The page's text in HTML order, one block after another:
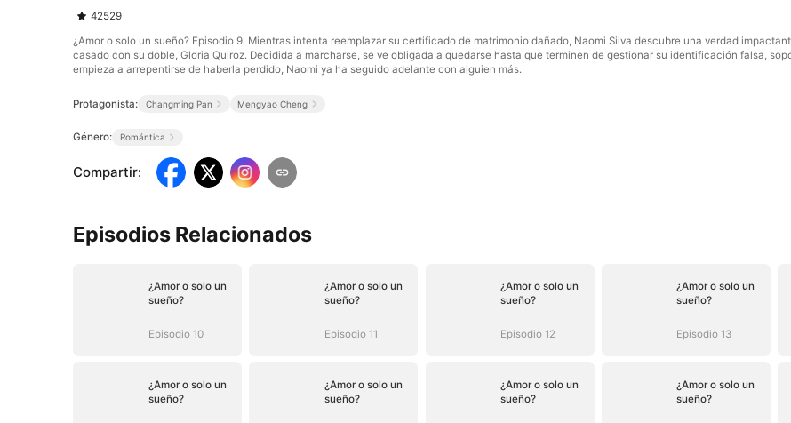
42529
¿Amor o solo un sueño? Episodio 9. Mientras intenta reemplazar su certificado de matrimonio dañado, Naomi Silva descubre una verdad
casado con su doble, Gloria Quiroz. Decidida a marcharse, se ve obligada a quedarse hasta que terminen de gestionar su identificación falsa,
empieza a arrepentirse de haberla perdido, Naomi ya ha seguido adelante con alguien más.
Protagonista: Changming Pan Mengyao Cheng
Género: Romántica
Compartir:
Episodios Relacionados
¿Amor o solo un
sueño?
Episodio 10
¿Amor o solo un
sueño?
Episodio 11
¿Amor o solo un
sueño?
Episodio 12
¿Amor o solo un
sueño?
Episodio 13
¿Amor o solo un
sueño?
¿Amor o solo un
sueño?
¿Amor o solo un
sueño?
¿Amor o solo un
sueño?